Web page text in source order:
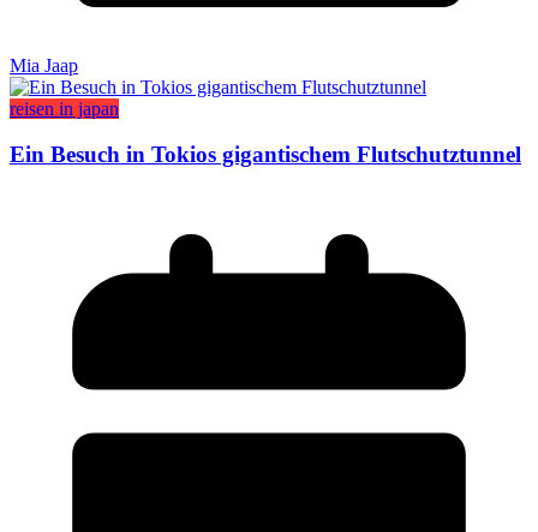
Mia Jaap
reisen in japan
Ein Besuch in Tokios gigantischem Flutschutztunnel